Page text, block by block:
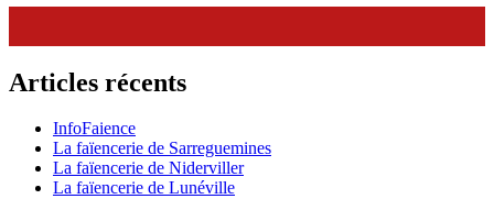
Articles récents
InfoFaience
La faïencerie de Sarreguemines
La faïencerie de Niderviller
La faïencerie de Lunéville